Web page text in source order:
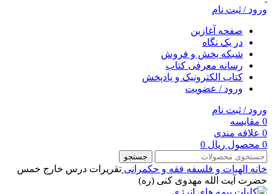
ورود / ثبت نام
صفحه آغازین
در یک نگاه
شبکه پخش و فروش
رسانه معرفی کتاب
کتاب الکترونیک و پادپخش
ورود / عضویت
ورود / ثبت نام
0 مقایسه
0 علاقه مندی
0 محصول ریال
جستجو
خانه الهیات و فلسفه فقه و حکمرانی تقریرات درس خارج خمس
حضرت آیت الله مهدوی کنی (ره)